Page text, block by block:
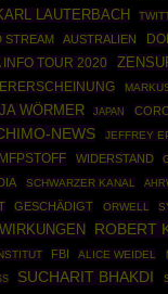
LAUTERBACH
STREAM AUSTRALIEN
INFO TOUR 2020
WÖRMER JAPAN
NEWS JEFFREY
WIDERSTAND
SCHWARZER KANAL
GESCHÄDIGT ORWELL
ROBERT
FBI ALICE WEIDEL
SUCHARIT BHAKDI